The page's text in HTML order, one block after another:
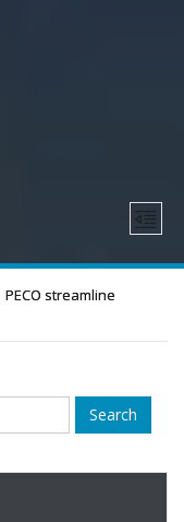
PECO streamline
Search